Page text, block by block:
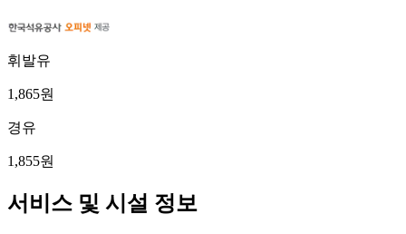
휘발유
1,865원
경유
1,855원
서비스 및 시설 정보